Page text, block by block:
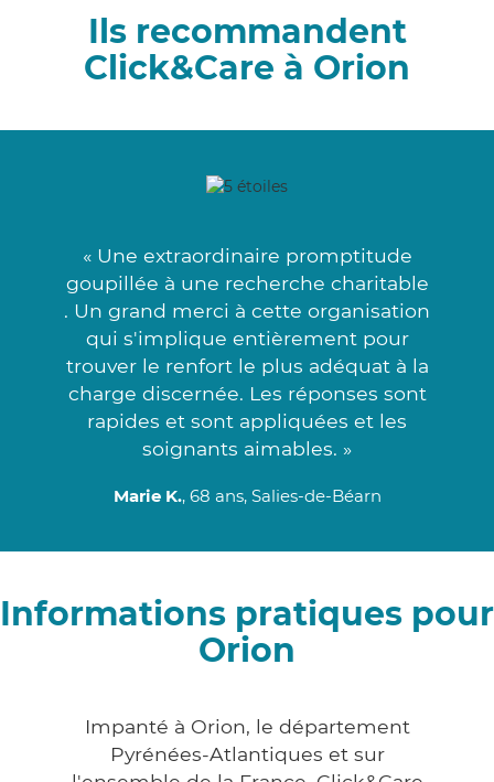
Ils recommandent
Click&Care à Orion
« Une extraordinaire promptitude
goupillée à une recherche charitable
. Un grand merci à cette organisation
qui s'implique entièrement pour
trouver le renfort le plus adéquat à la
charge discernée. Les réponses sont
rapides et sont appliquées et les
soignants aimables. »
Marie K., 68 ans, Salies-de-Béarn
Informations pratiques pour
Orion
Impanté à Orion, le département
Pyrénées-Atlantiques et sur